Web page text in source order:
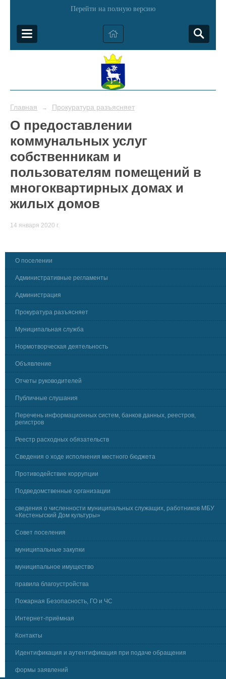
Перейти на полную версию
Главная → Прокуратура разъясняет
О предоставлении
коммунальных услуг
собственникам и
пользователям помещений в
многоквартирных домах и
жилых домов
14 января 2020 г.
О поселении
Административные регламенты
Администрация
Прокуратура разъясняет
Муниципальная служба
Нормотворческая деятельность
Объявление
Отчеты руководителей
Публичные слушания
Перечень информационных систем, банков данных, реестров,
регистров
Реестр расходных обязательств
Сведения о ходе исполнения местного бюджета
Противодействие коррупции
Подведомственные организации
сведения о численности муниципальных служащих, работников МБУ
«Кестеньгский Дом культуры»
Совет поселения
муниципальные закупки
муниципальное имущество
правила благоустройства
Пожарная Безопасность, ГО и ЧС
Интернет-приёмная
Контакты
Идентификация и аутентификация при подаче обращения
формы заявлений